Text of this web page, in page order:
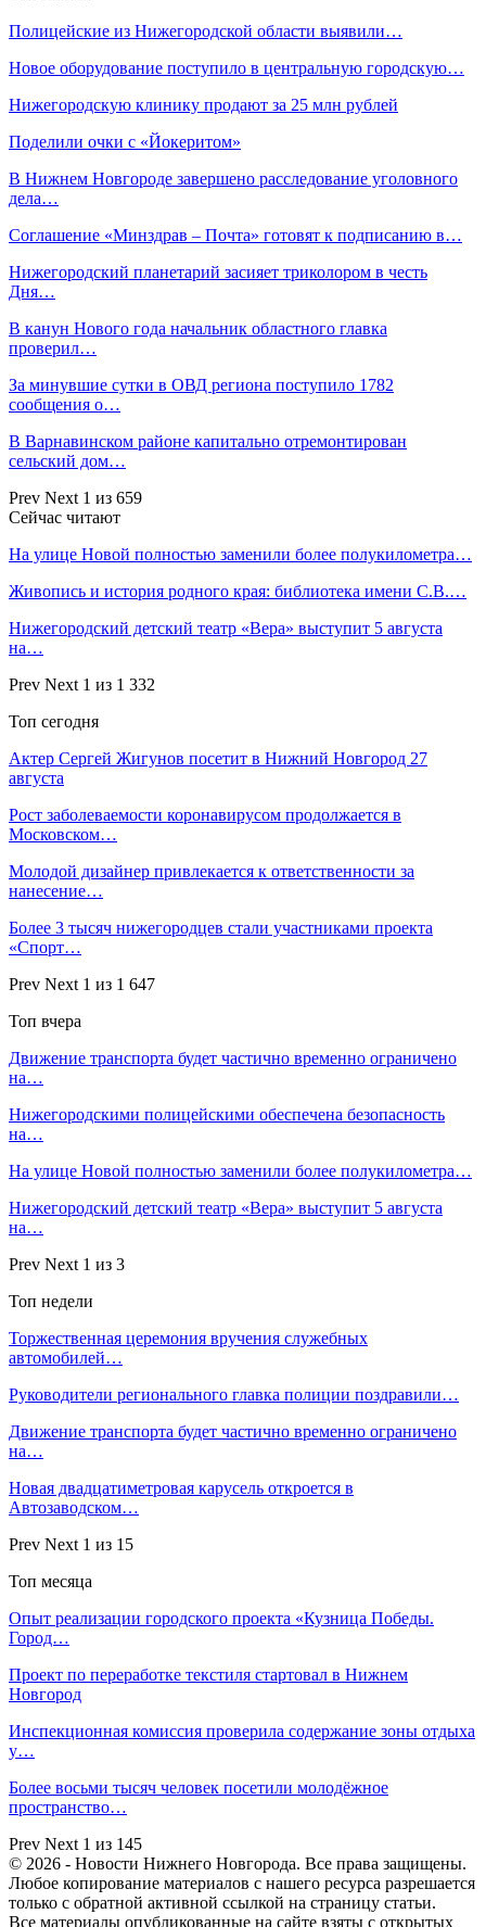
Полицейские из Нижегородской области выявили…
Новое оборудование поступило в центральную городскую…
Нижегородскую клинику продают за 25 млн рублей
Поделили очки с «Йокеритом»
В Нижнем Новгороде завершено расследование уголовного
дела…
Cоглашение «Минздрав – Почта» готовят к подписанию в…
Нижегородский планетарий засияет триколором в честь
Дня…
В канун Нового года начальник областного главка
проверил…
За минувшие сутки в ОВД региона поступило 1782
сообщения о…
В Варнавинском районе капитально отремонтирован
сельский дом…
Prev Next 1 из 659
Сейчас читают
На улице Новой полностью заменили более полукилометра…
Живопись и история родного края: библиотека имени С.В.…
Нижегородский детский театр «Вера» выступит 5 августа
на…
Prev Next 1 из 1 332
Топ сегодня
Актер Сергей Жигунов посетит в Нижний Новгород 27
августа
Рост заболеваемости коронавирусом продолжается в
Московском…
Молодой дизайнер привлекается к ответственности за
нанесение…
Более 3 тысяч нижегородцев стали участниками проекта
«Спорт…
Prev Next 1 из 1 647
Топ вчера
Движение транспорта будет частично временно ограничено
на…
Нижегородскими полицейскими обеспечена безопасность
на…
На улице Новой полностью заменили более полукилометра…
Нижегородский детский театр «Вера» выступит 5 августа
на…
Prev Next 1 из 3
Топ недели
Торжественная церемония вручения служебных
автомобилей…
Руководители регионального главка полиции поздравили…
Движение транспорта будет частично временно ограничено
на…
Новая двадцатиметровая карусель откроется в
Автозаводском…
Prev Next 1 из 15
Топ месяца
Опыт реализации городского проекта «Кузница Победы.
Город…
Проект по переработке текстиля стартовал в Нижнем
Новгород
Инспекционная комиссия проверила содержание зоны отдыха
у…
Более восьми тысяч человек посетили молодёжное
пространство…
Prev Next 1 из 145
© 2026 - Новости Нижнего Новгорода. Все права защищены.
Любое копирование материалов с нашего ресурса разрешается
только с обратной активной ссылкой на страницу статьи.
Все материалы опубликованные на сайте взяты с открытых